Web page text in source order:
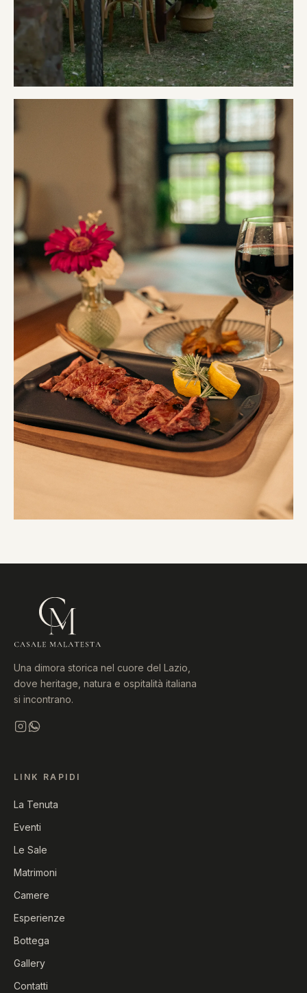
Una dimora storica nel cuore del Lazio,
dove heritage, natura e ospitalità italiana
si incontrano.
LINK RAPIDI
La Tenuta
Eventi
Le Sale
Matrimoni
Camere
Esperienze
Bottega
Gallery
Contatti